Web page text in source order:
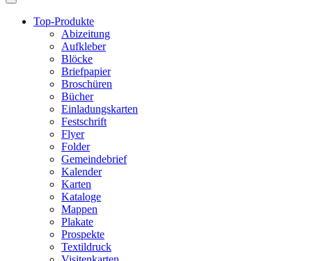
Toggle
navigationTop-Produkte
Abizeitung
Aufkleber
Blöcke
Briefpapier
Broschüren
Bücher
Einladungskarten
Festschrift
Flyer
Folder
Gemeindebrief
Kalender
Karten
Kataloge
Mappen
Plakate
Prospekte
Textildruck